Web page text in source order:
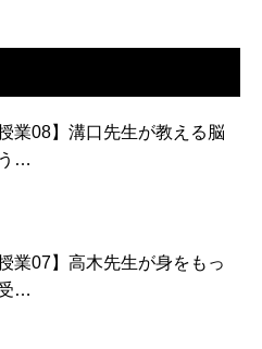
業08】溝口先生が教える脳
…
業07】高木先生が身をもっ
…